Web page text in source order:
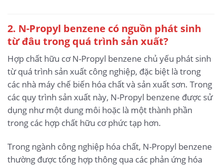
2. N-Propyl benzene có nguồn phát sinh
từ đâu trong quá trình sản xuất?
Hợp chất hữu cơ N-Propyl benzene chủ yếu phát sinh
từ quá trình sản xuất công nghiệp, đặc biệt là trong
các nhà máy chế biến hóa chất và sản xuất sơn. Trong
các quy trình sản xuất này, N-Propyl benzene được sử
dụng như một dung môi hoặc là một thành phần
trong các hợp chất hữu cơ phức tạp hơn.
Trong ngành công nghiệp hóa chất, N-Propyl benzene
thường được tổng hợp thông qua các phản ứng hóa